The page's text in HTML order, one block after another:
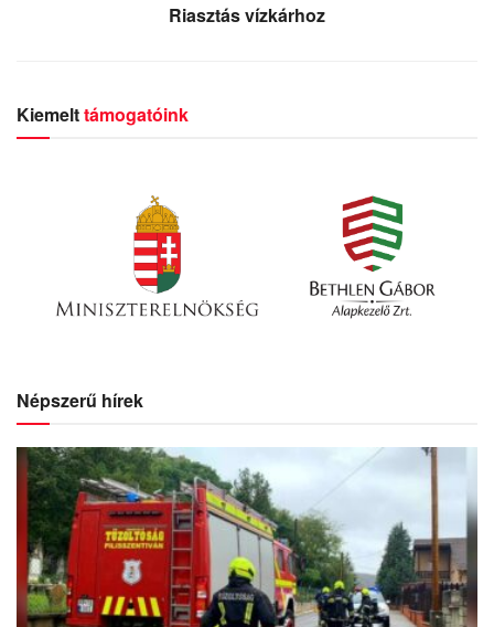
Riasztás vízkárhoz
Kiemelttámogatóink
Népszerű hírek